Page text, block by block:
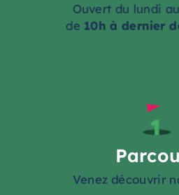
Ouvert du lundi
de 10h à dernier
Venez découvrir